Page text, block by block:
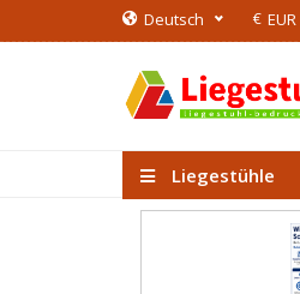
Deutsch € EUR
Liegestühle